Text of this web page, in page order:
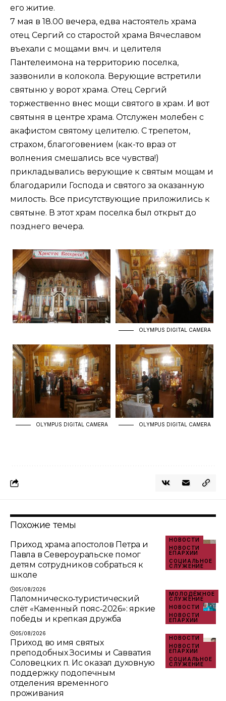
его житие.
7 мая в 18.00 вечера, едва настоятель храма
отец Сергий со старостой храма Вячеславом
въехали с мощами вмч. и целителя
Пантелеимона на территорию поселка,
зазвонили в колокола. Верующие встретили
святыню у ворот храма. Отец Сергий
торжественно внес мощи святого в храм. И вот
святыня в центре храма. Отслужен молебен с
акафистом святому целителю. С трепетом,
страхом, благоговением (как-то враз от
волнения смешались все чувства!)
прикладывались верующие к святым мощам и
благодарили Господа и святого за оказанную
милость. Все присутствующие приложились к
святыне. В этот храм поселка был открыт до
позднего вечера.
OLYMPUS DIGITAL CAMERA
OLYMPUS DIGITAL CAMERA OLYMPUS DIGITAL CAMERA
Похожие темы
НОВОСТИ
НОВОСТИ
ЕПАРХИИ
СОЦИАЛЬНОЕ
СЛУЖЕНИЕ
Приход храма апостолов Петра и
Павла в Североуральске помог
детям сотрудников собраться к
школе
05/08/2026
МОЛОДЁЖНОЕ
СЛУЖЕНИЕ
НОВОСТИ
НОВОСТИ
ЕПАРХИИ
Паломническо‑туристический
слёт «Каменный пояс‑2026»: яркие
победы и крепкая дружба
05/08/2026
НОВОСТИ
НОВОСТИ
ЕПАРХИИ
СОЦИАЛЬНОЕ
СЛУЖЕНИЕ
Приход во имя святых
преподобных Зосимы и Савватия
Соловецких п. Ис оказал духовную
поддержку подопечным
отделения временного
проживания